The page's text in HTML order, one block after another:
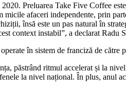
Preluarea Take Five Coffee
afaceri independente, prin
însă este un pas natural în
context instabil”, a declarat Radu
în sistem de franciză de
păstrând ritmul accelerat și la
la nivel național. În plus, anul